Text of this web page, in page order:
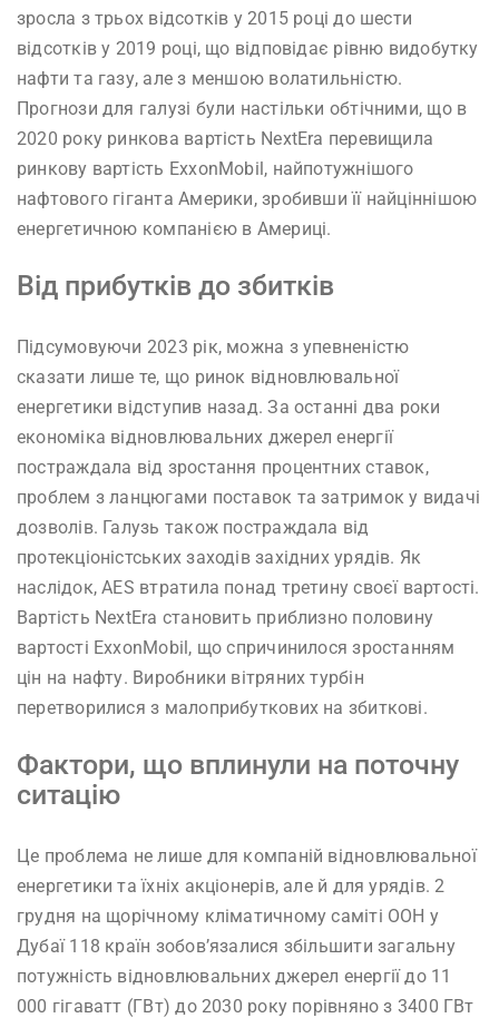
зросла з трьох відсотків у 2015 році до шести
відсотків у 2019 році, що відповідає рівню видобутку
нафти та газу, але з меншою волатильністю.
Прогнози для галузі були настільки обтічними, що в
2020 року ринкова вартість NextEra перевищила
ринкову вартість ExxonMobil, найпотужнішого
нафтового гіганта Америки, зробивши її найціннішою
енергетичною компанією в Америці.
Від прибутків до збитків
Підсумовуючи 2023 рік, можна з упевненістю
сказати лише те, що ринок відновлювальної
енергетики відступив назад. За останні два роки
економіка відновлювальних джерел енергії
постраждала від зростання процентних ставок,
проблем з ланцюгами поставок та затримок у видачі
дозволів. Галузь також постраждала від
протекціоністських заходів західних урядів. Як
наслідок, AES втратила понад третину своєї вартості.
Вартість NextEra становить приблизно половину
вартості ExxonMobil, що спричинилося зростанням
цін на нафту. Виробники вітряних турбін
перетворилися з малоприбуткових на збиткові.
Фактори, що вплинули на поточну
ситацію
Це проблема не лише для компаній відновлювальної
енергетики та їхніх акціонерів, але й для урядів. 2
грудня на щорічному кліматичному саміті ООН у
Дубаї 118 країн зобов’язалися збільшити загальну
потужність відновлювальних джерел енергії до 11
000 гігаватт (ГВт) до 2030 року порівняно з 3400 ГВт